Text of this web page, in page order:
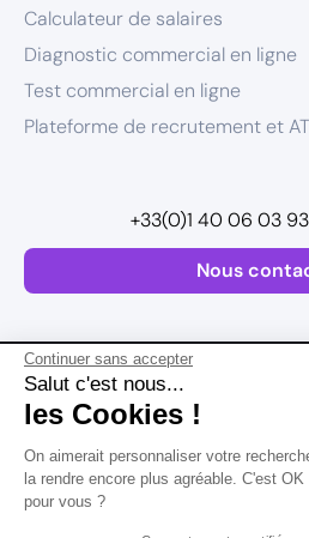
Continuer sans accepter
Salut c'est nous...
les Cookies !
On aimerait personnaliser votre
la rendre encore plus agréable. C'est OK
pour vous ?
Calculateur de salaires
Diagnostic commercial en ligne
Test commercial en ligne
Plateforme de recrutement et
Nous
+33(0)1 40 06 03 93
Plan de
Mentions
Conditions Générales